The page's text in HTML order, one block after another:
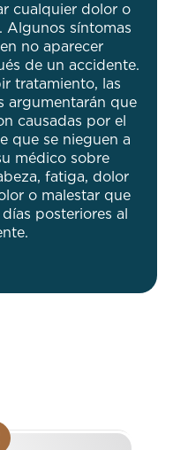
cualquier dolor o
Algunos síntomas
no aparecer
de un accidente.
tratamiento, las
argumentarán que
causadas por el
que se nieguen a
médico sobre
fatiga, dolor
o malestar que
posteriores al